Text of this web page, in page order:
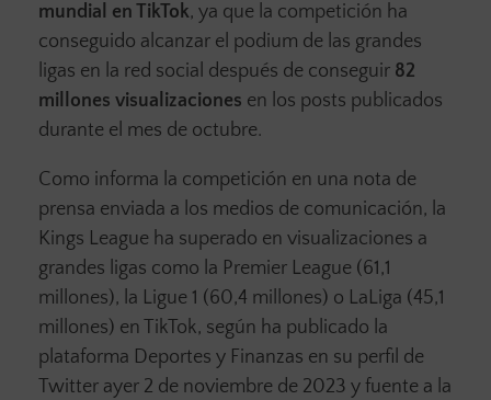
mundial en TikTok, ya que la competición ha
conseguido alcanzar el podium de las grandes
ligas en la red social después de conseguir 82
millones visualizaciones en los posts publicados
durante el mes de octubre.
Como informa la competición en una nota de
prensa enviada a los medios de comunicación, la
Kings League ha superado en visualizaciones a
grandes ligas como la Premier League (61,1
millones), la Ligue 1 (60,4 millones) o LaLiga (45,1
millones) en TikTok, según ha publicado la
plataforma Deportes y Finanzas en su perfil de
Twitter ayer 2 de noviembre de 2023 y fuente a la